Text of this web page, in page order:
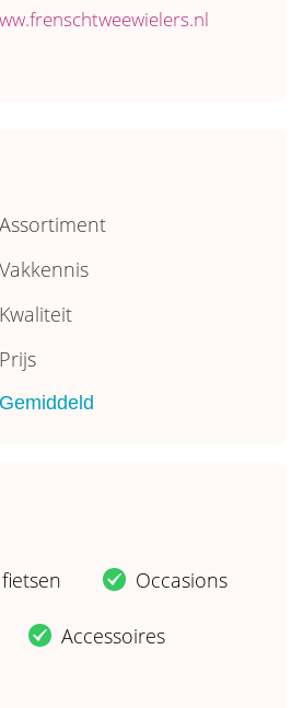
Assortiment
Vakkennis
Kwaliteit
Prijs
Gemiddeld
. Occasions
. Accessoires